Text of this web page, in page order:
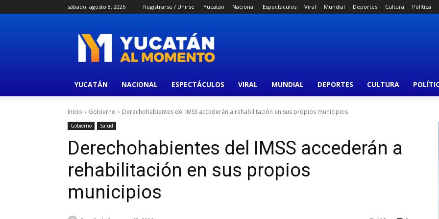
sábado, agosto 8, 2026 Registrarse / Unirse Yucatán Nacional Espectáculos Viral Mundial Deportes Cultura Política
YUCATÁN NACIONAL ESPECTÁCULOS VIRAL MUNDIAL DEPORTES CULTURA
Inicio Gobierno Derechohabientes del IMSS accederán a rehabilitación en sus propios municipios
Gobierno Salud
Derechohabientes del IMSS accederán a
rehabilitación en sus propios
municipios